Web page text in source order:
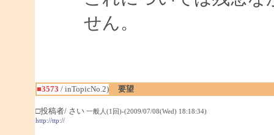
せん。
■3573 / inTopicNo.2) 要望
□投稿者/ さい 一般人(1回)-(2009/07/08(Wed) 18:18:34)
http://ttp://